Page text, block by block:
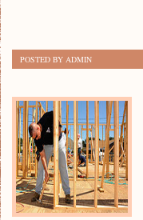
POSTED BY ADMIN